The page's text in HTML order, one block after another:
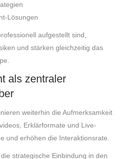
Lösungen
aufgestellt sind,
und stärken gleichzeitig das
als zentraler
weiterhin die Aufmerksamkeit
Erklärformate und Live-
und erhöhen die Interaktionsrate.
strategische Einbindung in den